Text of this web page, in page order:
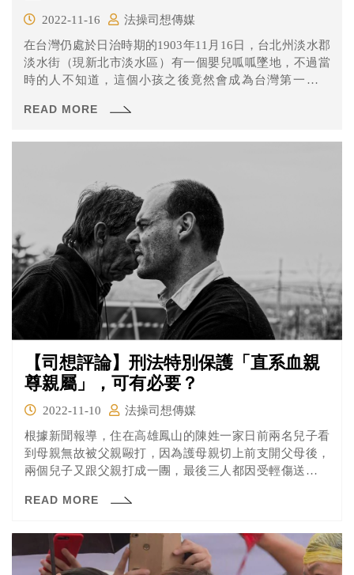
2022-11-16
法操司想傳媒
在台灣仍處於日治時期的1903年11月16日，台北州淡水郡
淡水街（現新北市淡水區）有一個嬰兒呱呱墜地，不過當
時的人不知道，這個小孩之後竟然會成為台灣第一位法
歷史性的一頁。這個人就是第一位臺灣人法官—黃炎生。
READ MORE
【司想評論】刑法特別保護「直系血親
尊親屬」，可有必要？
2022-11-10
法操司想傳媒
根據新聞報導，住在高雄鳳山的陳姓一家日前兩名兒子看
到母親無故被父親毆打，因為護母親切上前支開父母後，
兩個兒子又跟父親打成一團，最後三人都因受輕傷送醫治
罪」。經高雄簡易庭審理後，父親被依傷害罪判處拘役35
但由於他們所犯的是「傷害直系血親尊親屬罪」，為最高
刑度超過5年的重罪，所以無法易科罰金。 就新聞所述的
READ MORE